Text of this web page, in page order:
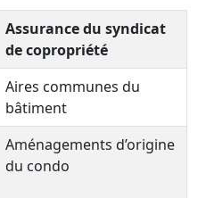
Assurance du syndicat
de copropriété
Aires communes du
bâtiment
Aménagements d’origine
du condo